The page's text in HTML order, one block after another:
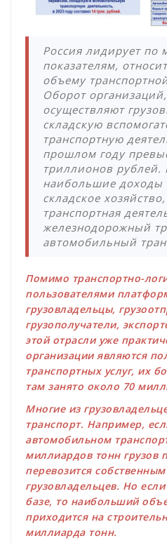
Россия лидирует по
показателям,
объему
Оборот
осуществляют
складскую
транспортную
прошлом году
триллионов
наибольшие доходы
складское
транспортная
железнодорожный
автомобильный
Помимо транспортно-
пользователями
грузовладельцы,
грузополучатели,
этой отрасли уже
организации являются
транспортных услуг, их
там занято около 70
Многие из
транспорт. Например,
автомобильном
миллиардов тонн грузов
перевозится
грузовладельцев. Но
базе, то наибольший
приходится на
миллиарда тонн.